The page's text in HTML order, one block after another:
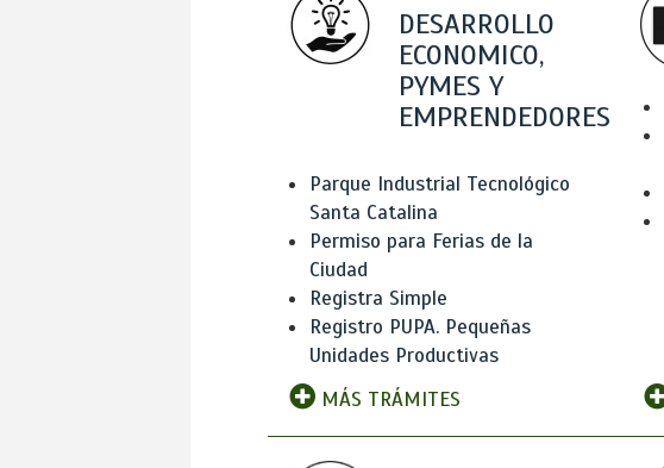
DESARROLLO
ECONOMICO,
PYMES Y
EMPRENDEDORES
Parque Industrial Tecnológico
Santa Catalina
Permiso para Ferias de la
Ciudad
Registra Simple
Registro PUPA. Pequeñas
Unidades Productivas
MÁS TRÁMITES